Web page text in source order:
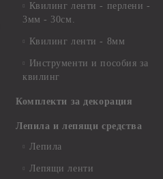
Квилинг ленти - перлени -
3мм - 30см.
Квилинг ленти - 8мм
Инструменти и пособия за
квилинг
Комплекти за декорация
Лепила и лепящи средства
Лепила
Лепящи ленти